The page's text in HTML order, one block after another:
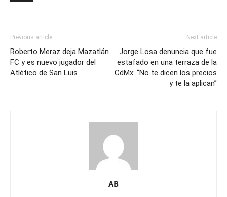
Previous article
Roberto Meraz deja Mazatlán
FC y es nuevo jugador del
Atlético de San Luis
Next article
Jorge Losa denuncia que fue
estafado en una terraza de la
CdMx: “No te dicen los precios
y te la aplican”
AB